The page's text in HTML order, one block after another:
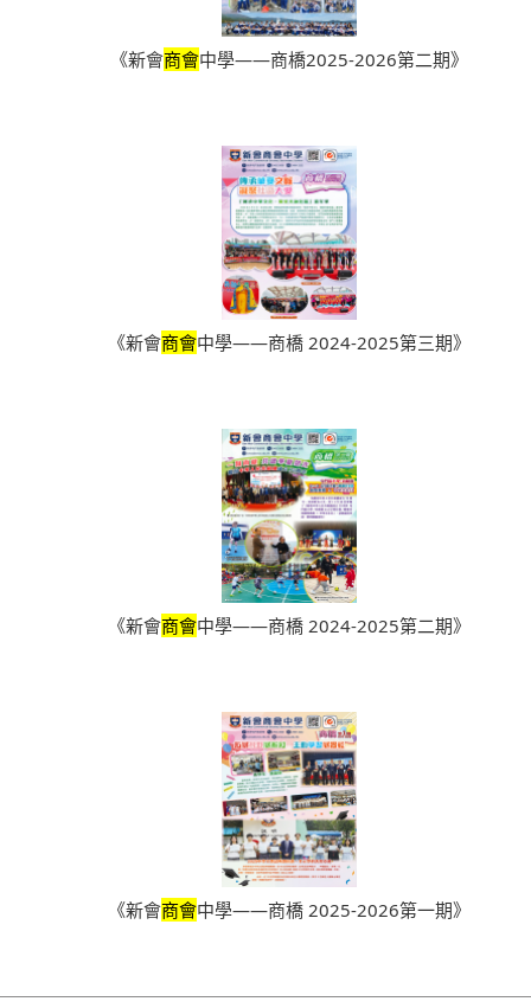
《新會商會中學——商橋2025-2026第二期》
《新會商會中學——商橋 2024-2025第三期》
《新會商會中學——商橋 2024-2025第二期》
《新會商會中學——商橋 2025-2026第一期》